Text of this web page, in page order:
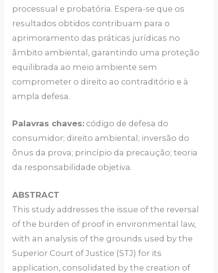
processual e probatória. Espera-se que os
resultados obtidos contribuam para o
aprimoramento das práticas jurídicas no
âmbito ambiental, garantindo uma proteção
equilibrada ao meio ambiente sem
comprometer o direito ao contraditório e à
ampla defesa.
Palavras chaves: código de defesa do
consumidor; direito ambiental; inversão do
ônus da prova; princípio da precaução; teoria
da responsabilidade objetiva.
ABSTRACT
This study addresses the issue of the reversal
of the burden of proof in environmental law,
with an analysis of the grounds used by the
Superior Court of Justice (STJ) for its
application, consolidated by the creation of